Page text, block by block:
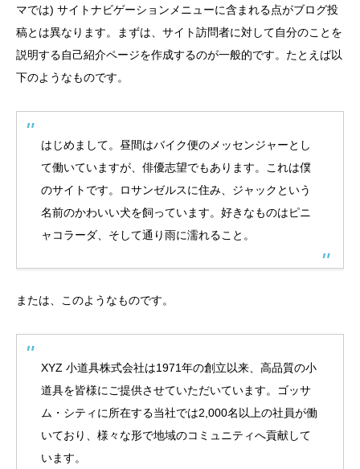
マでは) サイトナビゲーションメニューに含まれる点がブログ投
稿とは異なります。まずは、サイト訪問者に対して自分のことを
説明する自己紹介ページを作成するのが一般的です。たとえば以
下のようなものです。
はじめまして。昼間はバイク便のメッセンジャーとし
て働いていますが、俳優志望でもあります。これは僕
のサイトです。ロサンゼルスに住み、ジャックという
名前のかわいい犬を飼っています。好きなものはピニ
ャコラーダ、そして通り雨に濡れること。
または、このようなものです。
XYZ 小道具株式会社は1971年の創立以来、高品質の小
道具を皆様にご提供させていただいています。ゴッサ
ム・シティに所在する当社では2,000名以上の社員が働
いており、様々な形で地域のコミュニティへ貢献して
います。